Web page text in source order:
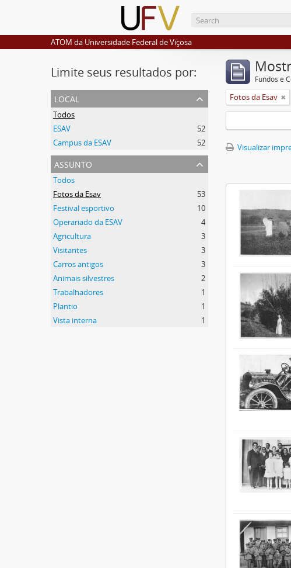
ATOM da Universidade Federal de Viçosa
Limite seus resultados por:
local
Todos
ESAV
52
Campus da ESAV
52
assunto
Todos
Fotos da Esav
53
Festival esportivo
10
Operariado da ESAV
4
Agricultura
3
Visitantes
3
Carros antigos
3
Animais silvestres
2
Trabalhadores
1
Plantio
1
Vista interna
1
Fundos e
Fotos da Esav
Visualizar